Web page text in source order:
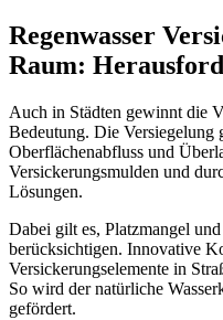
Regenwasser
Raum:
Auch in Städten gewinnt die
Bedeutung. Die Versiegelung
Oberflächenabfluss und
Versickerungsmulden und
Lösungen.
Dabei gilt es, Platzmangel
berücksichtigen. Innovative
Versickerungselemente in
So wird der natürliche
gefördert.